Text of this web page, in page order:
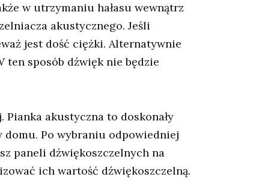
w utrzymaniu hałasu wewnątrz
akustycznego. Jeśli
jest dość ciężki. Alternatywnie
ten sposób dźwięk nie będzie
Pianka akustyczna to doskonały
Po wybraniu odpowiedniej
paneli dźwiękoszczelnych na
ich wartość dźwiękoszczelną.